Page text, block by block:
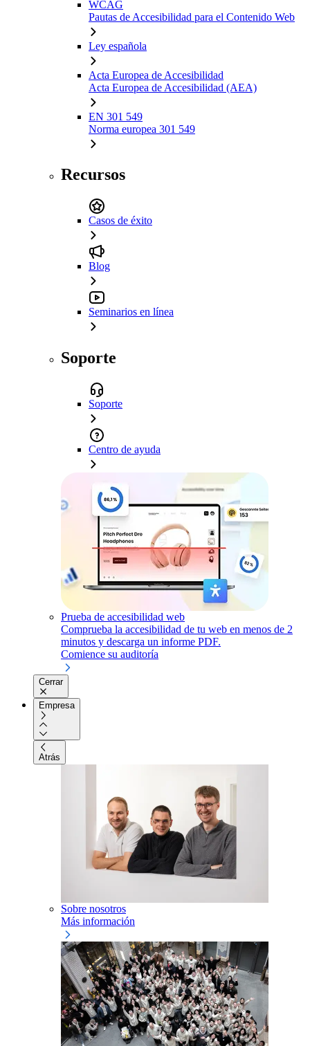
WCAG
Pautas de Accesibilidad para el Contenido Web
Ley española
Acta Europea de Accesibilidad
Acta Europea de Accesibilidad (AEA)
EN 301 549
Norma europea 301 549
Recursos
Casos de éxito
Blog
Seminarios en línea
Soporte
Soporte
Centro de ayuda
Prueba de accesibilidad web
Comprueba la accesibilidad de tu web en menos de 2
minutos y descarga un informe PDF.
Comience su auditoría
Cerrar
Empresa
Atrás
Sobre nosotros
Más información